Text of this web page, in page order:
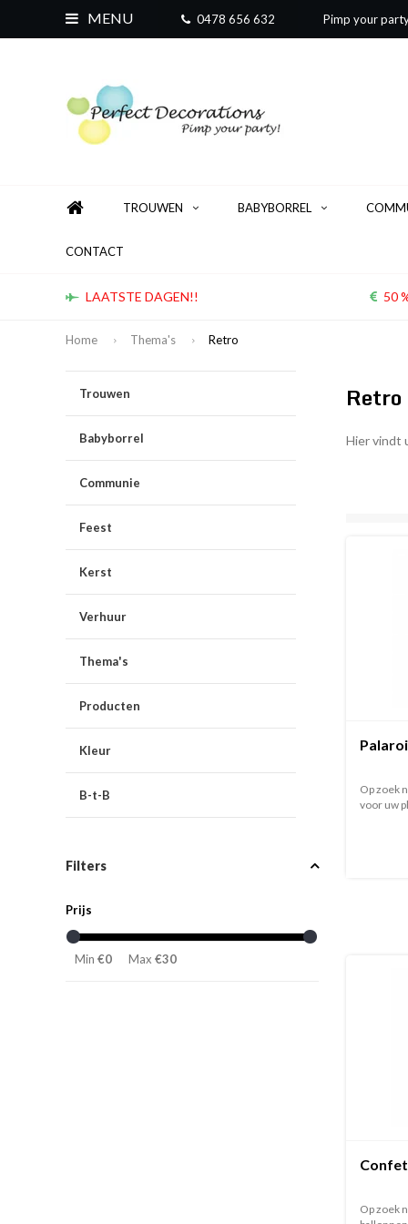
MENU 0478 656 632 Pimp your
TROUWEN BABYBORREL
CONTACT
LAATSTE DAGEN!! 50
Home Thema's Retro
Trouwen
Babyborrel
Communie
Feest
Kerst
Verhuur
Thema's
Producten
Kleur
B-t-B
Filters
Prijs
Min €0 Max €30
Retro
Hier vindt
Op zoek
voor uw
Op zoek